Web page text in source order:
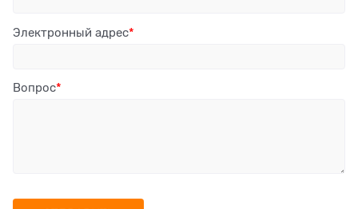
Электронный адрес
Вопрос